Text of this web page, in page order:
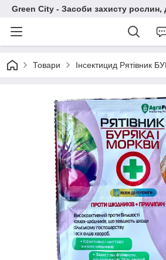
Green City - Засоби захисту рослин,
Товари Інсектицид